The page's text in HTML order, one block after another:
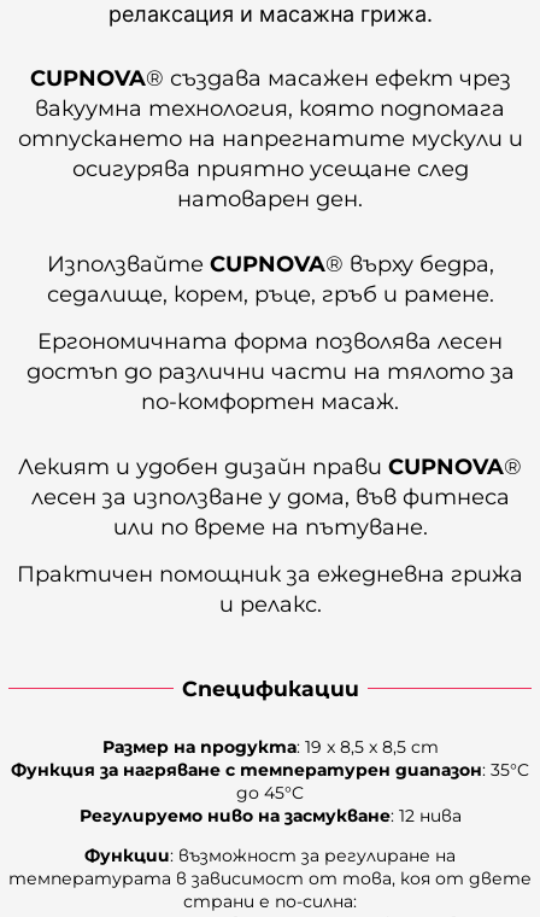
релаксация и масажна грижа.
CUPNOVA® създава масажен ефект чрез
вакуумна технология, която подпомага
отпускането на напрегнатите мускули и
осигурява приятно усещане след
натоварен ден.
Използвайте CUPNOVA® върху бедра,
седалище, корем, ръце, гръб и рамене.
Ергономичната форма позволява лесен
достъп до различни части на тялото за
по-комфортен масаж.
Лекият и удобен дизайн прави CUPNOVA®
лесен за използване у дома, във фитнеса
или по време на пътуване.
Практичен помощник за ежедневна грижа
и релакс.
Спецификации
Размер на продукта: 19 x 8,5 x 8,5 cm
Функция за нагряване с температурен диапазон: 35°C
до 45°C
Регулируемо ниво на засмукване: 12 нива
Функции: възможност за регулиране на
температурата в зависимост от това, коя от двете
страни е по-силна: